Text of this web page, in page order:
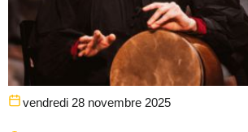
vendredi 28 novembre 2025